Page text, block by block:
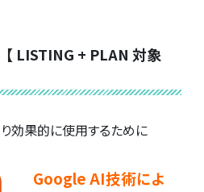
LISTING + PLAN 対象
効果的に使用するために
Google AI技術によ